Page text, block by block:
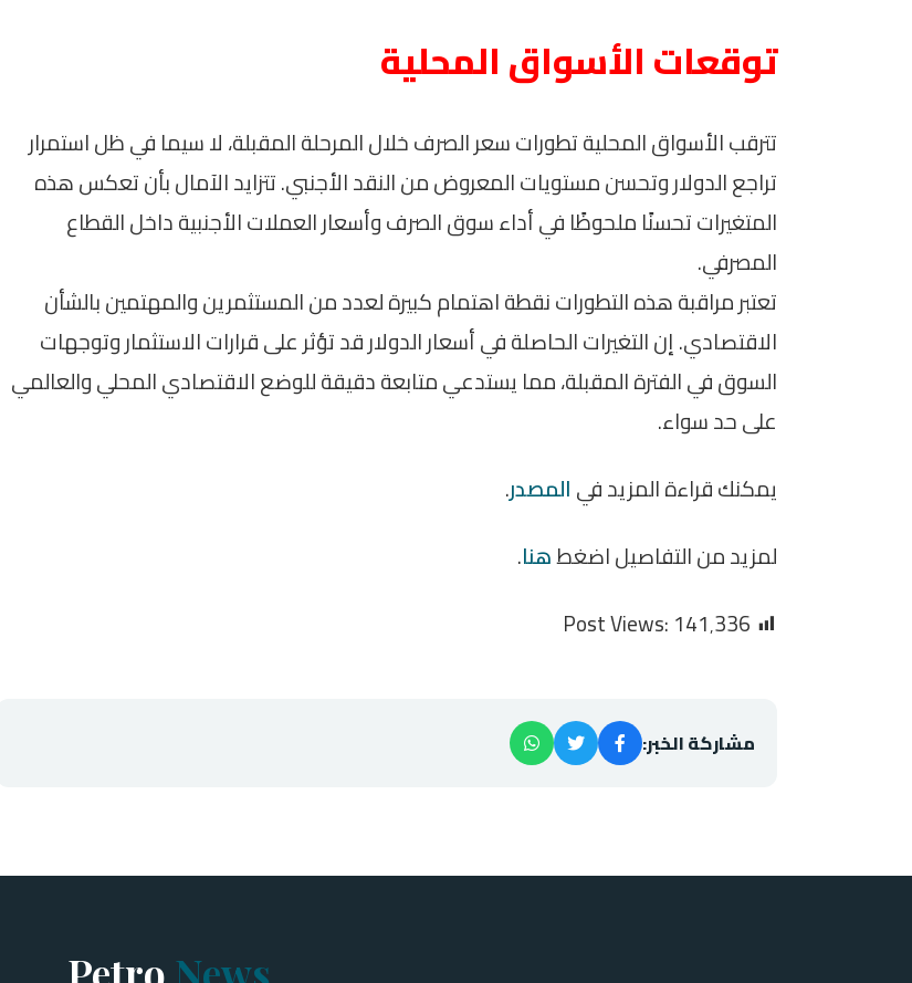
توقعات الأسواق المحلية
تترقب الأسواق المحلية تطورات سعر الصرف خلال المرحلة المقبلة، لا سيما في ظل استمرار
تراجع الدولار وتحسن مستويات المعروض من النقد الأجنبي. تتزايد الآمال بأن تعكس هذه
المتغيرات تحسنًا ملحوظًا في أداء سوق الصرف وأسعار العملات الأجنبية داخل القطاع
المصرفي.
تعتبر مراقبة هذه التطورات نقطة اهتمام كبيرة لعدد من المستثمرين والمهتمين بالشأن
الاقتصادي. إن التغيرات الحاصلة في أسعار الدولار قد تؤثر على قرارات الاستثمار وتوجهات
السوق في الفترة المقبلة، مما يستدعي متابعة دقيقة للوضع الاقتصادي المحلي والعالمي
على حد سواء.
يمكنك قراءة المزيد فيالمصدر.
لمزيد من التفاصيل اضغطهنا.
Post Views:141٬336
مشاركة الخبر: